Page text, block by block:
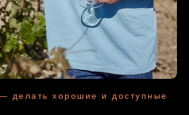
делать хорошие и доступные